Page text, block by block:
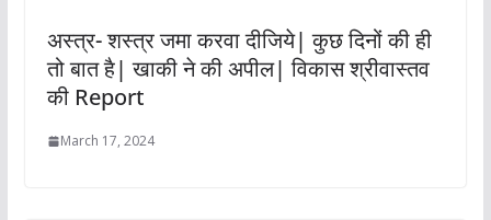
अस्त्र- शस्त्र जमा करवा दीजिये| कुछ दिनों की ही
तो बात है| खाकी ने की अपील| विकास श्रीवास्तव
की Report
March 17, 2024